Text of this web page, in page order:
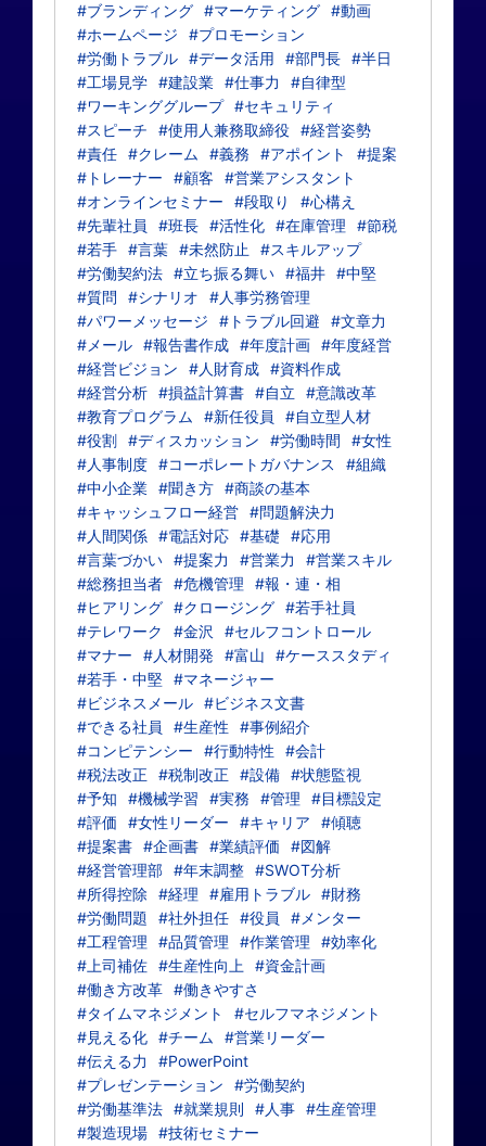
#ブランディング #マーケティング #動画
#ホームページ
#プロモーション
#労働トラブル #データ活用 #部門長 #半日
#工場見学 #建設業 #仕事力
#自律型
#ワーキンググループ #セキュリティ
#スピーチ
#使用人兼務取締役 #経営姿勢
#責任 #クレーム #義務 #アポイント
#提案
#トレーナー
#顧客
#営業アシスタント
#オンラインセミナー
#段取り
#心構え
#先輩社員
#班長 #活性化 #在庫管理
#節税
#若手 #言葉 #未然防止
#スキルアップ
#労働契約法 #立ち振る舞い #福井 #中堅
#質問
#シナリオ
#人事労務管理
#パワーメッセージ
#トラブル回避
#文章力
#メール #報告書作成 #年度計画 #年度経営
#経営ビジョン
#人財育成 #資料作成
#経営分析 #損益計算書 #自立
#意識改革
#教育プログラム
#新任役員
#自立型人材
#役割 #ディスカッション #労働時間
#女性
#人事制度 #コーポレートガバナンス
#組織
#中小企業 #聞き方 #商談の基本
#キャッシュフロー経営 #問題解決力
#人間関係 #電話対応 #基礎
#応用
#言葉づかい #提案力 #営業力
#営業スキル
#総務担当者 #危機管理
#報・連・相
#ヒアリング #クロージング #若手社員
#テレワーク
#金沢
#セルフコントロール
#マナー
#人材開発 #富山
#ケーススタディ
#若手・中堅 #マネージャー
#ビジネスメール #ビジネス文書
#できる社員
#生産性
#事例紹介
#コンピテンシー
#行動特性
#会計
#税法改正
#税制改正 #設備 #状態監視
#予知
#機械学習 #実務 #管理
#目標設定
#評価
#女性リーダー #キャリア
#傾聴
#提案書 #企画書 #業績評価
#図解
#経営管理部 #年末調整 #SWOT分析
#所得控除
#経理 #雇用トラブル #財務
#労働問題
#社外担任 #役員
#メンター
#工程管理
#品質管理 #作業管理
#効率化
#上司補佐 #生産性向上
#資金計画
#働き方改革 #働きやすさ
#タイムマネジメント
#セルフマネジメント
#見える化 #チーム
#営業リーダー
#伝える力
#PowerPoint
#プレゼンテーション
#労働契約
#労働基準法 #就業規則 #人事 #生産管理
#製造現場 #技術セミナー